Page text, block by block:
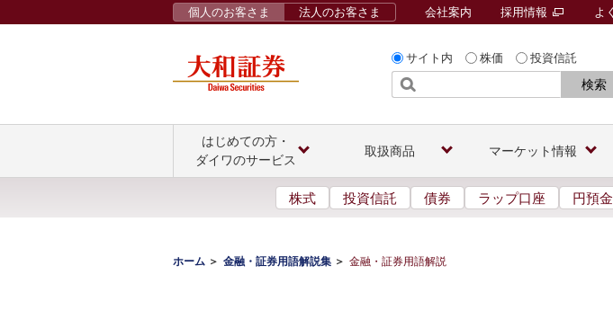
サイト内 株価 投資信託
検索
個人のお客さま 法人のお客さま 会社案内 採用情報 よ
はじめての方・
ダイワのサービス
取扱商品 マーケット情報
株式 投資信託 債券 ラップ口座 円預金
ホーム 金融・証券用語解説集 金融・証券用語解説